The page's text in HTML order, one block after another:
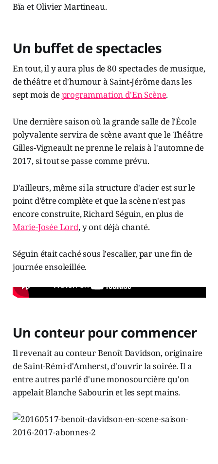
Bïa et Olivier Martineau.
Un buffet de spectacles
En tout, il y aura plus de 80 spectacles de musique,
de théâtre et d'humour à Saint-Jérôme dans les
sept mois deprogrammation d'En Scène.
Une dernière saison où la grande salle de l'École
polyvalente servira de scène avant que le Théâtre
Gilles-Vigneault ne prenne le relais à l'automne de
2017, si tout se passe comme prévu.
D'ailleurs, même si la structure d'acier est sur le
point d'être complète et que la scène n'est pas
encore construite, Richard Séguin, en plus de
Marie-Josée Lord, y ont déjà chanté.
Séguin était caché sous l'escalier, par une fin de
journée ensoleillée.
Un conteur pour commencer
Il revenait au conteur Benoît Davidson, originaire
de Saint-Rémi-d'Amherst, d'ouvrir la soirée. Il a
entre autres parlé d'une monosourcière qu'on
appelait Blanche Sabourin et les sept mains.